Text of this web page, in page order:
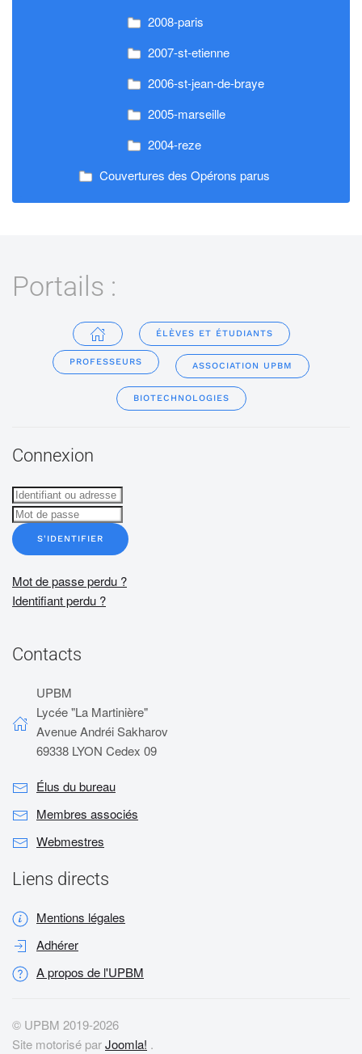
2008-paris
2007-st-etienne
2006-st-jean-de-braye
2005-marseille
2004-reze
Couvertures des Opérons parus
Portails :
ÉLÈVES ET ÉTUDIANTS
PROFESSEURS ASSOCIATION UPBM
BIOTECHNOLOGIES
Connexion
S'IDENTIFIER
Mot de passe perdu ?
Identifiant perdu ?
Contacts
UPBM
Lycée "La Martinière"
Avenue Andréi Sakharov
69338 LYON Cedex 09
Élus du bureau
Membres associés
Webmestres
Liens directs
Mentions légales
Adhérer
A propos de l'UPBM
© UPBM 2019-2026
Site motorisé parJoomla! .